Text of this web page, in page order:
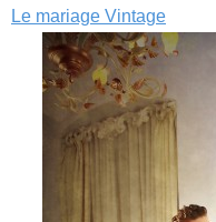
Le mariage Vintage